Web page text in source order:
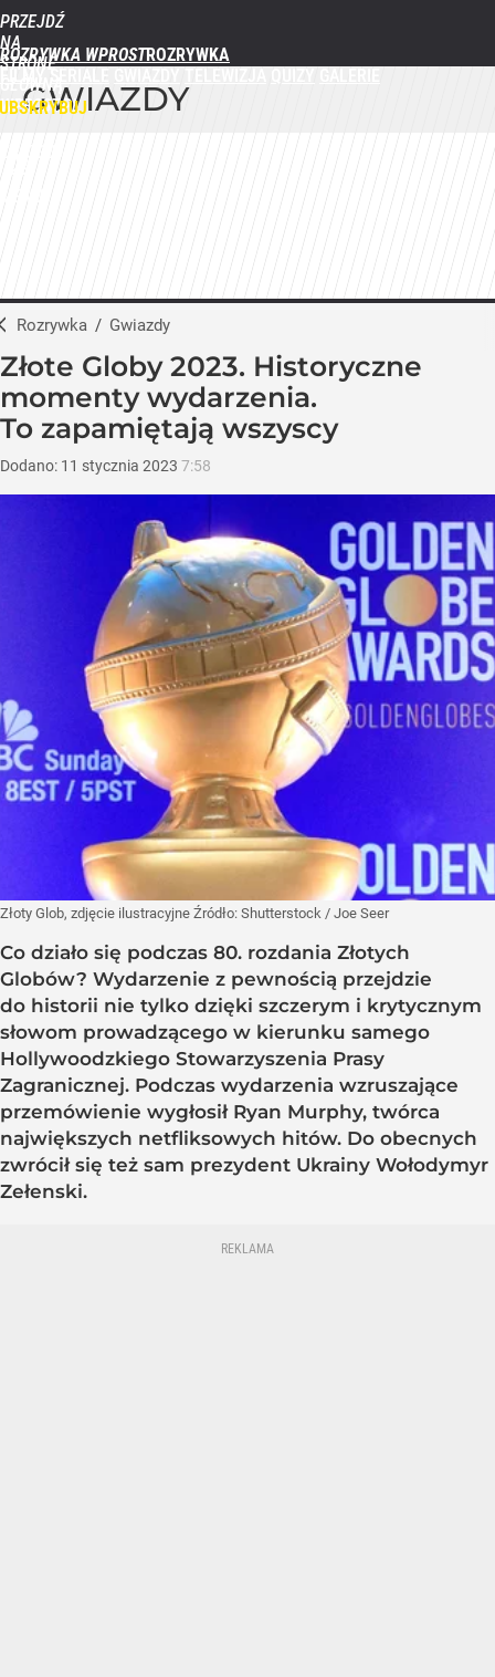
PRZEJDŹ
NA
STRONĘ
GŁÓWNĄ
WPROST.PL
ROZRYWKA WPROST
GWIAZDY
Rozrywka / Gwiazdy
Złote Globy 2023. Historyczne
momenty wydarzenia.
To zapamiętają wszyscy
Dodano: 11 stycznia 2023 7:58
Złoty Glob, zdjęcie ilustracyjne Źródło: Shutterstock / Joe Seer
Co działo się podczas 80. rozdania Złotych
Globów? Wydarzenie z pewnością przejdzie
do historii nie tylko dzięki szczerym i krytycznym
słowom prowadzącego w kierunku samego
Hollywoodzkiego Stowarzyszenia Prasy
Zagranicznej. Podczas wydarzenia wzruszające
przemówienie wygłosił Ryan Murphy, twórca
największych netfliksowych hitów. Do obecnych
zwrócił się też sam prezydent Ukrainy Wołodymyr
Zełenski.